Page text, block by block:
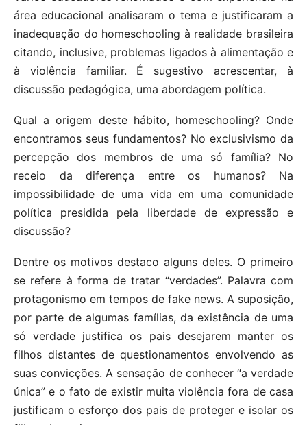
área educacional analisaram o tema e justificaram a
inadequação do homeschooling à realidade brasileira
citando, inclusive, problemas ligados à alimentação e
à violência familiar. É sugestivo acrescentar, à
discussão pedagógica, uma abordagem política.
Qual a origem deste hábito, homeschooling? Onde
encontramos seus fundamentos? No exclusivismo da
percepção dos membros de uma só família? No
receio da diferença entre os humanos? Na
impossibilidade de uma vida em uma comunidade
política presidida pela liberdade de expressão e
discussão?
Dentre os motivos destaco alguns deles. O primeiro
se refere à forma de tratar “verdades”. Palavra com
protagonismo em tempos de fake news. A suposição,
por parte de algumas famílias, da existência de uma
só verdade justifica os pais desejarem manter os
filhos distantes de questionamentos envolvendo as
suas convicções. A sensação de conhecer “a verdade
única” e o fato de existir muita violência fora de casa
justificam o esforço dos pais de proteger e isolar os